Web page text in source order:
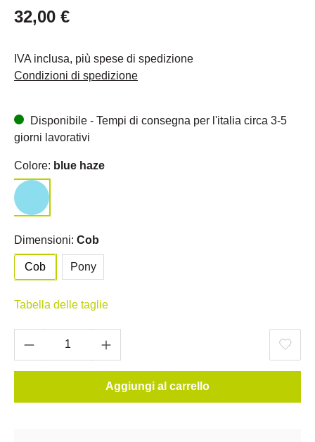
32,00 €
IVA inclusa, più spese di spedizione
Condizioni di spedizione
Disponibile - Tempi di consegna per l'italia circa 3-5
giorni lavorativi
Colore: blue haze
Dimensioni: Cob
Cob Pony
Tabella delle taglie
Aggiungi al carrello